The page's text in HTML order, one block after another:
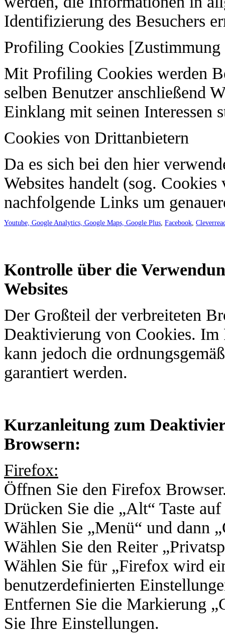
Identifizierung des Besuchers
Profiling Cookies [Zustimmung
Mit Profiling Cookies werden
selben Benutzer anschließend
Einklang mit seinen Interessen
Cookies von Drittanbietern
Da es sich bei den hier
Websites handelt (sog.
nachfolgende Links um
Youtube, Google Analytics, Google Maps, Google Plus Facebook
Kontrolle über die
Websites
Der Großteil der verbreiteten
Deaktivierung von Cookies.
kann jedoch die
garantiert werden.
Kurzanleitung zum
Browsern:
Firefox:
Öffnen Sie den Firefox
Drücken Sie die „Alt“ Taste
Wählen Sie „Menü“ und dann
Wählen Sie den Reiter
Wählen Sie für „Firefox wird
benutzerdefinierten
Entfernen Sie die Markierung
Sie Ihre Einstellungen.